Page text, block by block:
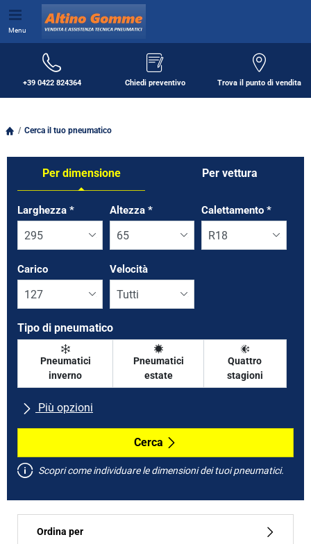
Menu
+39 0422 824364 Chiedi preventivo Trova il punto di vendita
Cerca il tuo pneumatico
Per dimensione Per vettura
Tab updated: Per dimensione
Larghezza * Altezza * Calettamento*
Carico Velocità
Tipo di pneumatico
Pneumatici
inverno
Pneumatici
estate
Quattro
stagioni
Più opzioni
Tutte le marche
Tipo di vettura
Run flat
Cerca
Scopri come individuare le dimensioni dei tuoi pneumatici.
Ordina per